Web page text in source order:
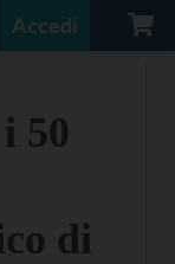
Accedi
50
di